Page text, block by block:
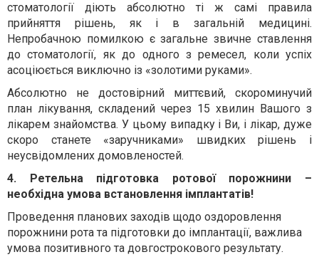
стоматології діють абсолютно ті ж самі правила
прийняття рішень, як і в загальній медицині.
Непробачною помилкою є загальне звичне ставлення
до стоматології, як до одного з ремесел, коли успіх
асоціюється виключно із «золотими руками».
Абсолютно не достовірний миттєвий, скороминучий
план лікування, складений через 15 хвилин Вашого з
лікарем знайомства. У цьому випадку і Ви, і лікар, дуже
скоро станете «заручниками» швидких рішень і
неусвідомлених домовленостей.
4. Ретельна підготовка ротової порожнини –
необхідна умова встановлення імплантатів!
Проведення планових заходів щодо оздоровлення
порожнини рота та підготовки до імплантації, важлива
умова позитивного та довгострокового результату.